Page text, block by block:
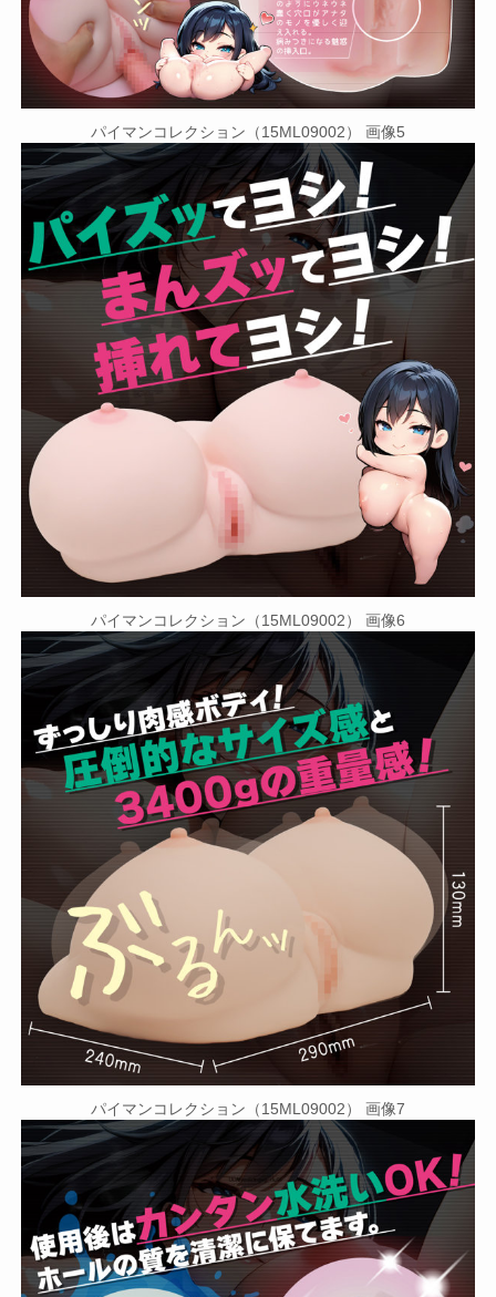
パイマンコレクション（15ML09002） 画像5
パイマンコレクション（15ML09002） 画像6
パイマンコレクション（15ML09002） 画像7